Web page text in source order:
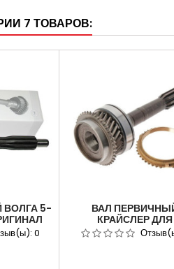
7 ТОВАРОВ:
ВОЛГА 5-
50-
0
ВАЛ
КРАЙСЛЕР ДЛЯ
АВТОМОБИЛЯ
СТ.В СБОРЕ АРТИКУЛ